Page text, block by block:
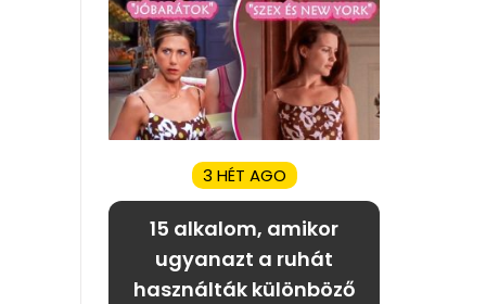
3 HÉT AGO
15 alkalom, amikor
ugyanazt a ruhát
használták különböző